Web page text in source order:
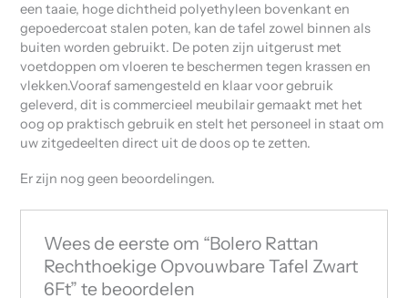
een taaie, hoge dichtheid polyethyleen bovenkant en
gepoedercoat stalen poten, kan de tafel zowel binnen als
buiten worden gebruikt. De poten zijn uitgerust met
voetdoppen om vloeren te beschermen tegen krassen en
vlekken.Vooraf samengesteld en klaar voor gebruik
geleverd, dit is commercieel meubilair gemaakt met het
oog op praktisch gebruik en stelt het personeel in staat om
uw zitgedeelten direct uit de doos op te zetten.
Er zijn nog geen beoordelingen.
Wees de eerste om “Bolero Rattan
Rechthoekige Opvouwbare Tafel Zwart
6Ft” te beoordelen